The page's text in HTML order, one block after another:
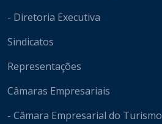
- Diretoria Executiva
Sindicatos
Representações
Câmaras Empresariais
- Câmara Empresarial do Turismo